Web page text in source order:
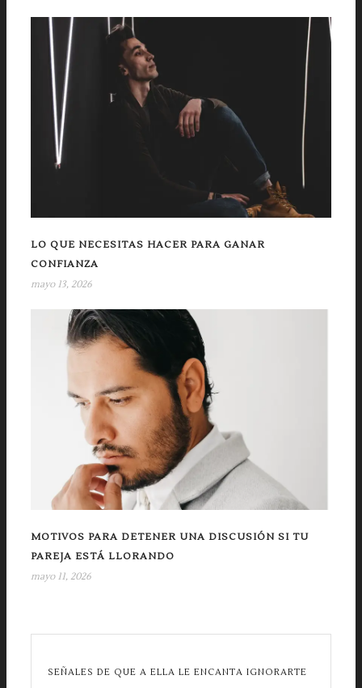
LO QUE NECESITAS HACER PARA GANAR
CONFIANZA
mayo 13, 2026
MOTIVOS PARA DETENER UNA DISCUSIÓN SI TU
PAREJA ESTÁ LLORANDO
mayo 11, 2026
SEÑALES DE QUE A ELLA LE ENCANTA IGNORARTE